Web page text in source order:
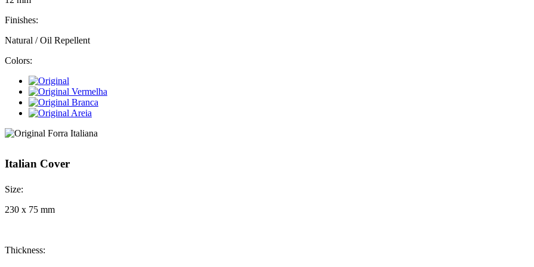
Finishes:
Natural / Oil Repellent
Colors:
Italian Cover
Size:
230 x 75 mm
Thickness: